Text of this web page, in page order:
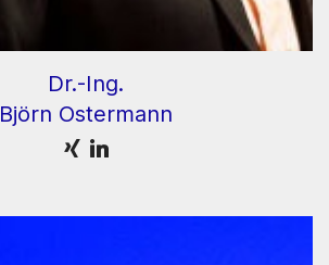
Dr.-Ing.
Björn Ostermann